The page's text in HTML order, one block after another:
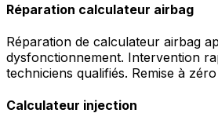
Réparation calculateur airbag
Réparation de calculateur airbag
dysfonctionnement. Intervention
techniciens qualifiés. Remise à
Calculateur injection